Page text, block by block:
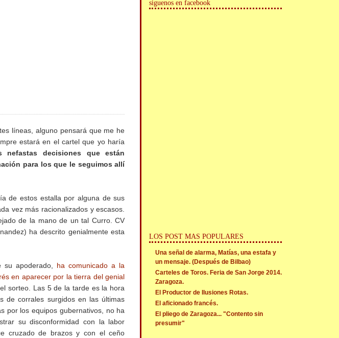
líneas, alguno pensará que me he
estará en el cartel que yo haría
decisiones que están
para los que le seguimos allí
de estos estalla por alguna de sus
vez más racionalizados y escasos.
de la mano de un tal Curro. CV
ha descrito genialmente esta
su apoderado, ha comunicado a la
en aparecer por la tierra del genial
sorteo. Las 5 de la tarde es la hora
de corrales surgidos en las últimas
por los equipos gubernativos, no ha
su disconformidad con la labor
cruzado de brazos y con el ceño
siguenos en facebook
LOS POST MAS POPULARES
Una señal de alarma, Matías, una estafa y
un mensaje. (Después de Bilbao)
Carteles de Toros. Feria de San Jorge 2014.
Zaragoza.
El Productor de Ilusiones Rotas.
El aficionado francés.
El pliego de Zaragoza... "Contento sin
presumir"